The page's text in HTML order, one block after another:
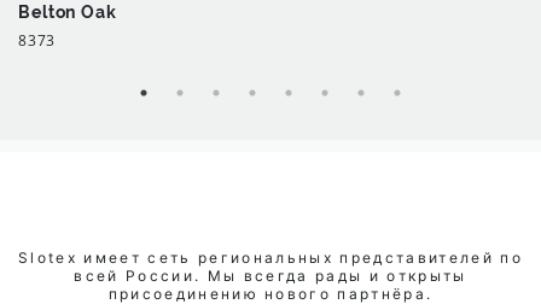
Belton Oak
8373
Slotex имеет сеть региональных представителей по
всей России. Мы всегда рады и открыты
присоединению нового партнёра.